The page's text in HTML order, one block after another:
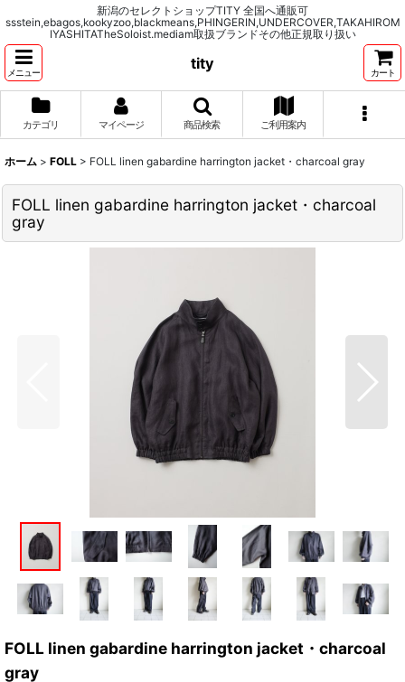
新潟のセレクトショップTITY 全国へ通販可
ssstein,ebagos,kookyzoo,blackmeans,PHINGERIN,UNDERCOVER,TAKAHIROM
IYASHITATheSoloist.mediam取扱ブランドその他正規取り扱い
メニュー
tity
カート
カテゴリ マイページ 商品検索 ご利用案内
ホーム > FOLL > FOLL linen gabardine harrington jacket・charcoal gray
FOLL linen gabardine harrington jacket・charcoal
gray
FOLL linen gabardine harrington jacket・charcoal
gray